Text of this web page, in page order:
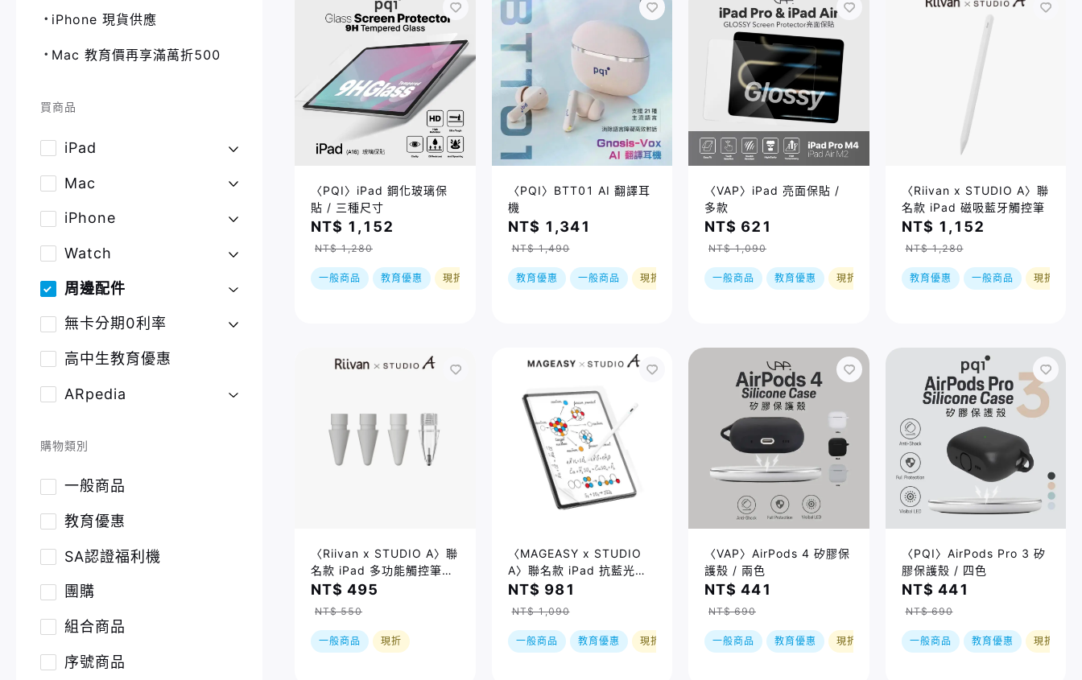
iPhone 現貨供應
Mac 教育價再享滿萬折500
買商品
iPad
Mac
iPhone
Watch
周邊配件
無卡分期0利率
高中生教育優惠
ARpedia
購物類別
一般商品
教育優惠
SA認證福利機
團購
組合商品
序號商品
〈PQI〉iPad 鋼化玻璃保
貼 / 三種尺寸
NT$ 1,152
NT$ 1,280
一般商品 教育優惠 現折
〈PQI〉BTT01 AI 翻譯耳
機
NT$ 1,341
NT$ 1,490
教育優惠 一般商品 現折
〈VAP〉iPad 亮面保貼 /
多款
NT$ 621
NT$ 1,090
一般商品 教育優惠 現折
〈Riivan x STUDIO A〉聯
名款 iPad 磁吸藍牙觸控筆
NT$ 1,152
NT$ 1,280
教育優惠 一般商品 現折
〈Riivan x STUDIO A〉聯
名款 iPad 多功能觸控筆尖
4入組
NT$ 495
NT$ 550
一般商品 現折
〈MAGEASY x STUDIO
A〉聯名款 iPad 抗藍光類
紙膜保護貼
NT$ 981
NT$ 1,090
一般商品 教育優惠 現折
〈VAP〉AirPods 4 矽膠保
護殼 / 兩色
NT$ 441
NT$ 690
一般商品 教育優惠 現折
〈PQI〉AirPods Pro 3 矽
膠保護殼 / 四色
NT$ 441
NT$ 690
一般商品 教育優惠 現折